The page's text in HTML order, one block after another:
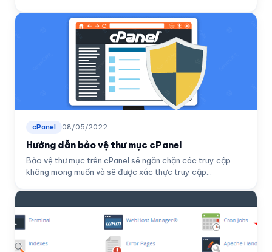
cPanel 08/05/2022
Hướng dẫn bảo vệ thư mục cPanel
Bảo vệ thư mục trên cPanel sẽ ngăn chặn các truy cập
không mong muốn và sẽ được xác thực truy cập...